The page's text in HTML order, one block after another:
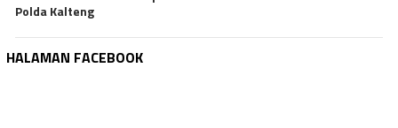
Polda Kalteng
HALAMAN FACEBOOK